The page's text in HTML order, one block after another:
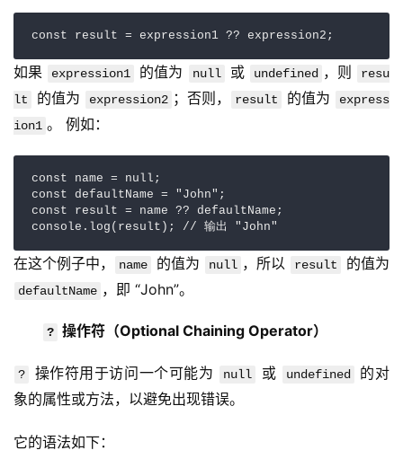
const result = expression1 ?? expression2;
如果 expression1 的值为 null 或 undefined ，则
resu
lt
的值为 expression2 ；否则， result 的值为
express
ion1 。 例如：
const name = null;
const defaultName = "John";
const result = name ?? defaultName;
console.log(result); // 输出 "John"
在这个例子中， name 的值为 null ，所以 result
defaultName ，即 “John”。
? 操作符（Optional Chaining Operator）
? 操作符用于访问一个可能为 null 或 undefined
的对
象的属性或方法，以避免出现错误。
它的语法如下：